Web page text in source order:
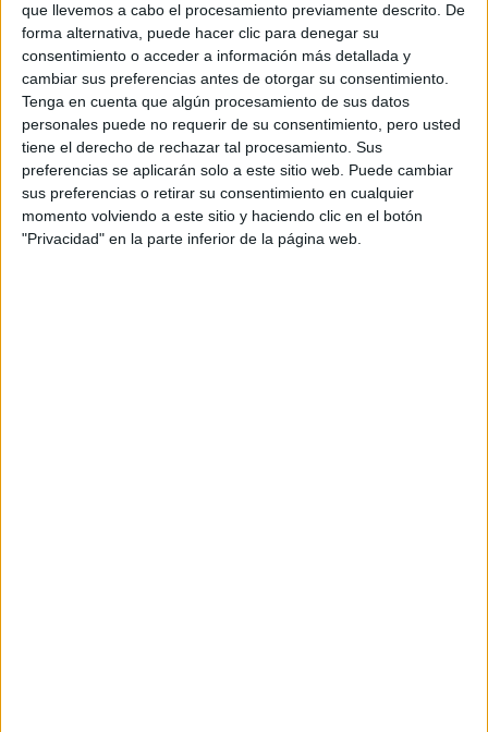
que llevemos a cabo el procesamiento previamente descrito. De
forma alternativa, puede hacer clic para denegar su
consentimiento o acceder a información más detallada y
cambiar sus preferencias antes de otorgar su consentimiento.
Tenga en cuenta que algún procesamiento de sus datos
personales puede no requerir de su consentimiento, pero usted
tiene el derecho de rechazar tal procesamiento. Sus
preferencias se aplicarán solo a este sitio web. Puede cambiar
sus preferencias o retirar su consentimiento en cualquier
momento volviendo a este sitio y haciendo clic en el botón
"Privacidad" en la parte inferior de la página web.
Soy estudiante de:*
Términos y Condiciones de Uso
Aceptolos Términos y Condicionesde uso*